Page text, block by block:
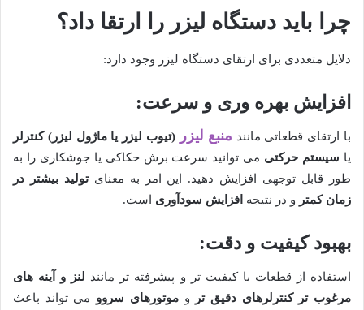
چرا باید دستگاه لیزر را ارتقا داد؟
دلایل متعددی برای ارتقای دستگاه لیزر وجود دارد:
افزایش بهره وری و سرعت:
با ارتقای قطعاتی مانند منبع لیزر (تیوب لیزر یا ماژول لیزر) کنترلر
یا سیستم حرکتی می توانید سرعت برش حکاکی یا جوشکاری را به
طور قابل توجهی افزایش دهید. این امر به معنایتولید بیشتر در
زمان کمتر و در نتیجه افزایش سودآوری است.
بهبود کیفیت و دقت:
استفاده از قطعات با کیفیت تر و پیشرفته تر مانند لنز و آینه های
مرغوب تر
کنترلرهای دقیق تر وموتورهای سروو می تواند باعث